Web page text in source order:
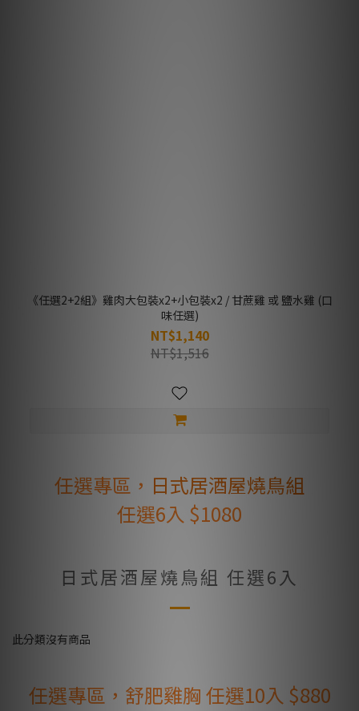
《任選2+2組》雞肉大包裝x2+小包裝x2 / 甘蔗雞 或 鹽水雞 (口
味任選)
NT$1,140
NT$1,516
任選專區， 日式居酒屋燒鳥組
任選6入 $1080
日式居酒屋燒鳥組 任選6入
此分類沒有商品
任選專區，舒肥雞胸 任選10入 $880